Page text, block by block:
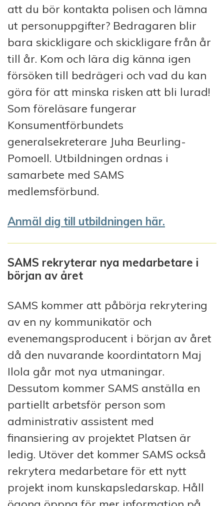
att du bör kontakta polisen och lämna
ut personuppgifter? Bedragaren blir
bara skickligare och skickligare från år
till år. Kom och lära dig känna igen
försöken till bedrägeri och vad du kan
göra för att minska risken att bli lurad!
Som föreläsare fungerar
Konsumentförbundets
generalsekreterare Juha Beurling-
Pomoell. Utbildningen ordnas i
samarbete med SAMS
medlemsförbund.
Anmäl dig till utbildningen här.
SAMS rekryterar nya medarbetare i
början av året
SAMS kommer att påbörja rekrytering
av en ny kommunikatör och
evenemangsproducent i början av året
då den nuvarande koordintatorn Maj
Ilola går mot nya utmaningar.
Dessutom kommer SAMS anställa en
partiellt arbetsför person som
administrativ assistent med
finansiering av projektet Platsen är
ledig. Utöver det kommer SAMS också
rekrytera medarbetare för ett nytt
projekt inom kunskapsledarskap. Håll